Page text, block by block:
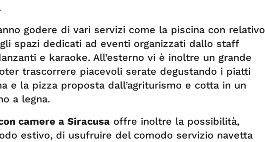
godere di vari servizi come la piscina con relativo
spazi dedicati ad eventi organizzati dallo staff
e karaoke. All’esterno vi è inoltre un grande
trascorrere piacevoli serate degustando i piatti
e la pizza proposta dall’agriturismo e cotta in un
a legna.
camere a Siracusa offre inoltre la possibilità,
estivo, di usufruire del comodo servizio navetta